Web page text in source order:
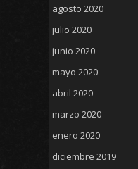
agosto 2020
julio 2020
junio 2020
mayo 2020
abril 2020
marzo 2020
enero 2020
diciembre 2019